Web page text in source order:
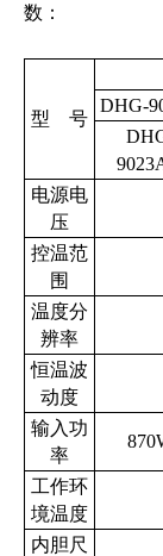
数：
型 号
DHG-
电源电
压
控温范
围
温度分
辨率
恒温波
动度
输入功
率
工作环
境温度
内胆尺
一、适用范围
DHG系列鼓风
疗单位及各类
用。